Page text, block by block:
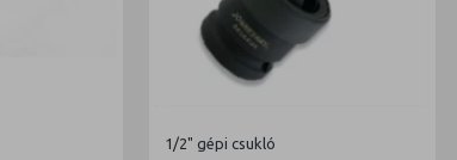
1/2" gépi csukló